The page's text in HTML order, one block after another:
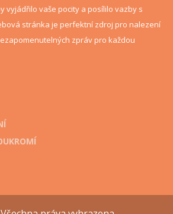
vyjádřilo vaše pocity a posílilo vazby s
stránka je perfektní zdroj pro nalezení
zpráv pro každou